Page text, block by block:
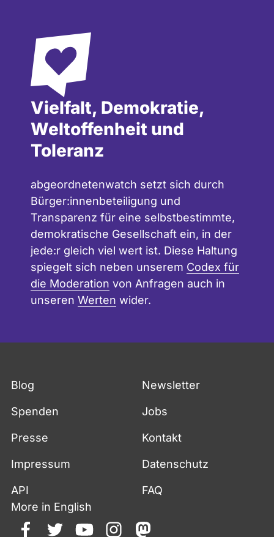
Vielfalt, Demokratie,
Weltoffenheit und
Toleranz
abgeordnetenwatch setzt sich durch
Bürger:innenbeteiligung und
Transparenz für eine selbstbestimmte,
demokratische Gesellschaft ein, in der
jede:r gleich viel wert ist. Diese Haltung
spiegelt sich neben unserem Codex für
die Moderation von Anfragen auch in
unseren Werten wider.
Blog Newsletter
Spenden Jobs
Presse Kontakt
Impressum Datenschutz
API
FAQ
More in English